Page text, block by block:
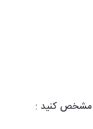
مشخص کنید :